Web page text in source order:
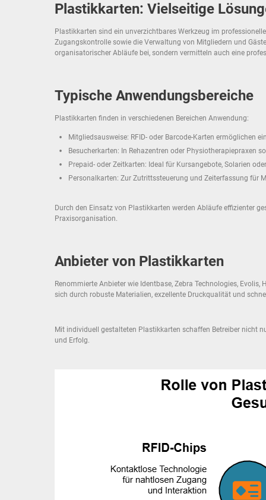
Plastikkarten: Vielseitige
Plastikkarten sind ein unverzichtbares Werkzeug im
Zugangskontrolle sowie die Verwaltung von Mitgliedern und
organisatorischer Abläufe bei, sondern vermitteln auch eine
Typische Anwendungsbereiche
Plastikkarten finden in verschiedenen Bereichen Anwendung:
Mitgliedsausweise: RFID- oder Barcode-Karten ermöglichen
Besucherkarten: In Rehazentren oder Physiotherapiepraxen
Prepaid- oder Zeitkarten: Ideal für Kursangebote, Solarien
Personalkarten: Zur Zutrittssteuerung und Zeiterfassung für
Durch den Einsatz von Plastikkarten werden Abläufe effizienter
Praxisorganisation.
Anbieter von Plastikkarten
Renommierte Anbieter wie Identbase, Zebra Technologies,
sich durch robuste Materialien, exzellente Druckqualität und
Mit individuell gestalteten Plastikkarten schaffen Betreiber nicht
und Erfolg.